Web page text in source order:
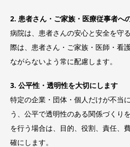
2. 患者さん・ご家族・医療従事者へ
病院は、患者さんの安心と安全を守
際は、患者さん・ご家族・医師・看
ながらないよう常に配慮します。
3. 公平性・透明性を大切にします
特定の企業・団体・個人だけが不当
う、公平で透明性のある関係づくり
を行う場合は、目的、役割、責任、
確にします。